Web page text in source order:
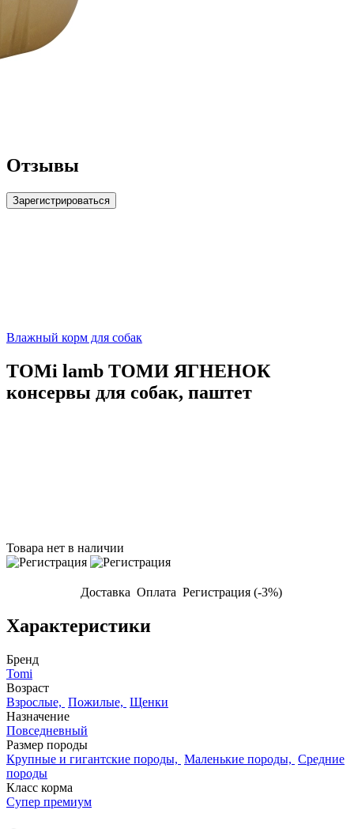
Отзывы
Зарегистрироваться
Влажный корм для собак
TOMi lamb ТОМИ ЯГНЕНОК
консервы для собак, паштет
Товара нет в наличии
Доставка Оплата Регистрация (-3%)
Характеристики
Бренд
Tomi
Возраст
Взрослые, Пожилые, Щенки
Назначение
Повседневный
Размер породы
Крупные и гигантские породы, Маленькие породы, Средние
породы
Класс корма
Супер премиум